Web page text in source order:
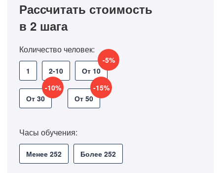
Рассчитать стоимость
в 2 шага
Количество человек:
1 2-10 От 10
-5%
От 30
-10%
От 50
-15%
Часы обучения:
Менее 252 Более 252